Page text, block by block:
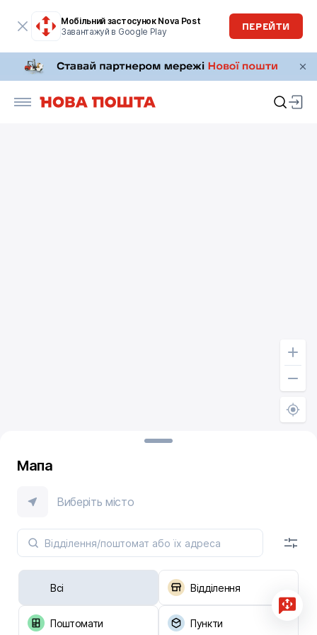
Мобільний застосунок Nova Post
Завантажуй в Google Play
ПЕРЕЙТИ
Мапа
Виберіть місто
Всі Відділення
Поштомати Пункти